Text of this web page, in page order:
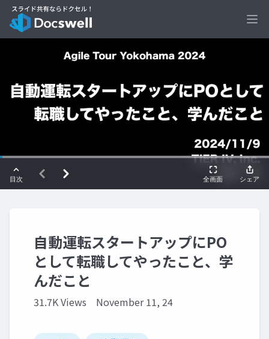
自動運転スタートアップにPO
として転職してやったこと、学
んだこと
31.7K Views November 11, 24